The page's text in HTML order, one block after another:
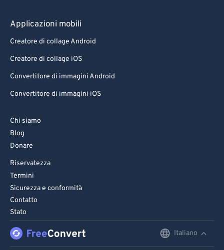
Applicazioni mobili
Creatore di collage Android
Creatore di collage iOS
Convertitore di immagini Android
Convertitore di immagini iOS
Chi siamo
Blog
Donare
Riservatezza
Termini
Sicurezza e conformità
Contatto
Stato
Italiano